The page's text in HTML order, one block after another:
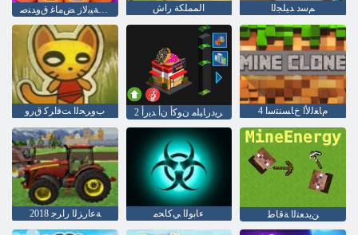
المملكة راش ﻢﺳﺩ ﺪﻴﻠﺠﻟﺍ
ﺏﻭﺮﺤﻟﺍ ﺖﻓﺍﺮﻛ ﻕﺭﻭ 2 ﺮﻳﺩﺭﺎﻴﻠﻣ ﻥﻮﻛﺃ ﻥﺃ ﺪﻳﺭﺃ 4 ﻡﺎﻐﻟﻷ ﺍ ﺥﺎﺴﻨﺘﺳﺍ
2018 ﺔﻋﺍﺭﺰﻟﺍ ﺭﺍﺮﺟ ءﺎﺑﻮﻟﺍ ﻲﻛﺎﺤﻣ ﻦﻳﺪﻌﺘﻟﺍ ﺔﻗﺎﻃ